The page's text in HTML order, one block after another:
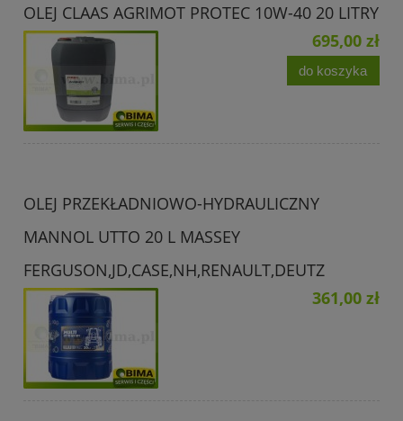
OLEJ CLAAS AGRIMOT PROTEC 10W-40 20 LITRY
695,00 zł
do koszyka
OLEJ PRZEKŁADNIOWO-HYDRAULICZNY
MANNOL UTTO 20 L MASSEY
FERGUSON,JD,CASE,NH,RENAULT,DEUTZ
361,00 zł